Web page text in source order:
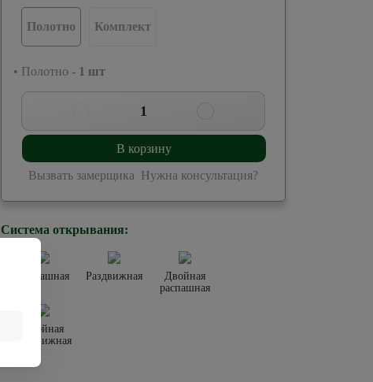
Полотно Комплект
• Полотно - 1 шт
1
В корзину
Вызвать замерщика Нужна консультация?
Система открывания:
Распашная Раздвижная
Двойная
распашная
Двойная
раздвижная